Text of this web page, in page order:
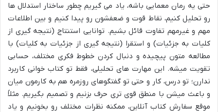
حتی یه رمان معمایی باشه، یاد می گیریم چطور ساختار استدلال ها
رو تحلیل کنیم، نقاط قوت و ضعفشون رو پیدا کنیم و بین اطلاعات
مهم و غیرمهم تفاوت قائل بشیم. توانایی استنتاج (نتیجه گیری از
کلیات به جزئیات) و استقرا (نتیجه گیری از جزئیات به کلیات) با
مطالعه متون پیچیده و دنبال کردن خطوط فکری مختلف، حسابی
تقویت میشه. این مهارت های تحلیلی، فقط تو کتاب خوانی کاربرد
ندارن؛ تو درس، کار و حتی تو گفتگوهای روزمره هم به کارمون میان
و باعث میشن با منطق قوی تری حرف بزنیم و تصمیم بگیریم. مثلاً
موقع سفارش کتاب آنلاین، ممکنه نظرات مختلف رو بخونیم و یاد